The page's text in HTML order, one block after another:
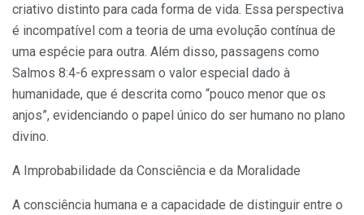
criativo distinto para cada forma de vida. Essa perspectiva
é incompatível com a teoria de uma evolução contínua de
uma espécie para outra. Além disso, passagens como
Salmos 8:4-6 expressam o valor especial dado à
humanidade, que é descrita como “pouco menor que os
anjos”, evidenciando o papel único do ser humano no plano
divino.
A Improbabilidade da Consciência e da Moralidade
A consciência humana e a capacidade de distinguir entre o